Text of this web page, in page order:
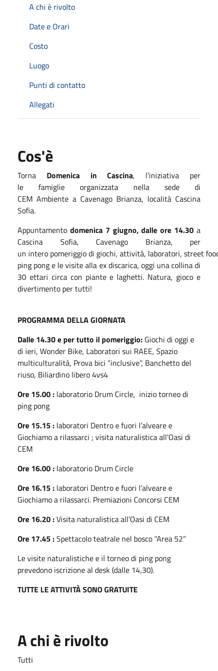
A chi è rivolto
Date e Orari
Costo
Luogo
Punti di contatto
Allegati
Cos'è
Torna DomenicainCascina, l’iniziativa per
le famiglie organizzata nella sede di
CEM Ambiente a Cavenago Brianza, località Cascina
Sofia.
Appuntamento domenica 7 giugno, dalle ore 14.30 a
Cascina Sofia, Cavenago Brianza, per
un intero pomeriggiodi giochi, attività, laboratori, street
ping ponge levisite alla exdiscarica, oggi unacollinadi
30 ettari circa con piantee laghetti. Natura, gioco e
divertimento pertutti!
PROGRAMMA DELLA GIORNATA
Dalle 14.30 e per tutto il pomeriggio: Giochi di oggi e
di ieri, Wonder Bike, Laboratori sui RAEE, Spazio
multiculturalità, Prova bici “inclusive”, Banchetto del
riuso, Biliardino libero 4vs4
Ore 15.00 : laboratorio Drum Circle, inizio torneo di
ping pong
Ore 15.15 : laboratori Dentro e fuori l’alveare e
Giochiamo a rilassarci ; visita naturalistica all’Oasi di
CEM
Ore 16.00 : laboratorio Drum Circle
Ore 16.15 : laboratori Dentro e fuori l’alveare e
Giochiamo a rilassarci. Premiazioni Concorsi CEM
Ore 16.20 :Visita naturalistica all’Oasi di CEM
Ore 17.45 :Spettacolo teatrale nel bosco “Area 52”
Le visite naturalistiche e il torneo di ping pong
prevedono iscrizione al desk (dalle 14,30).
TUTTE LE ATTIVITÀ SONO GRATUITE
A chi è rivolto
Tutti